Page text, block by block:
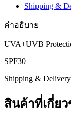
Shipping &
คำอธิบาย
UVA+UVB
SPF30
Shipping & Delivery
สินค้าที่เกี่ยว